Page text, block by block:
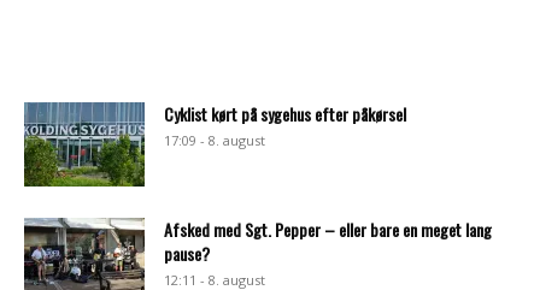
Cyklist kørt på sygehus efter påkørsel
17:09 - 8. august
Afsked med Sgt. Pepper – eller bare en meget lang
pause?
12:11 - 8. august